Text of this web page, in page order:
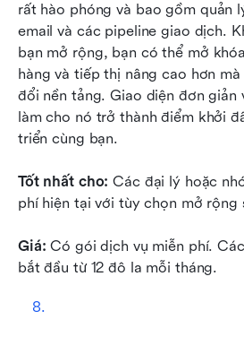
rất hào phóng và bao gồm quản
email và các pipeline giao dịch.
bạn mở rộng, bạn có thể mở
hàng và tiếp thị nâng cao hơn
đổi nền tảng. Giao diện đơn giản
làm cho nó trở thành điểm khởi
triển cùng bạn.
Tốt nhất cho: Các đại lý hoặc
phí hiện tại với tùy chọn mở rộng
Giá: Có gói dịch vụ miễn phí.
bắt đầu từ 12 đô la mỗi tháng.